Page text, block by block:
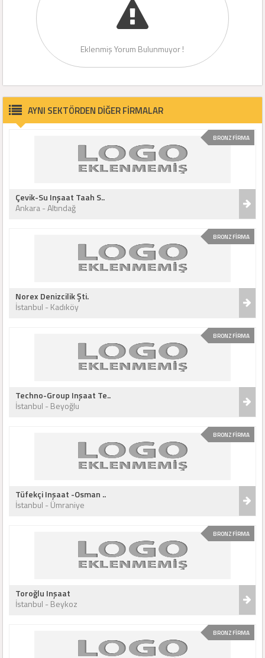
Eklenmiş Yorum Bulunmuyor !
AYNI SEKTÖRDEN DİĞER FİRMALAR
BRONZ FİRMA
Çevik-Su Inşaat Taah S..
Ankara - Altındağ
BRONZ FİRMA
Norex Denizcilik Şti.
İstanbul - Kadıköy
BRONZ FİRMA
Techno-Group Inşaat Te..
İstanbul - Beyoğlu
BRONZ FİRMA
Tüfekçi Inşaat -Osman ..
İstanbul - Ümraniye
BRONZ FİRMA
Toroğlu Inşaat
İstanbul - Beykoz
BRONZ FİRMA